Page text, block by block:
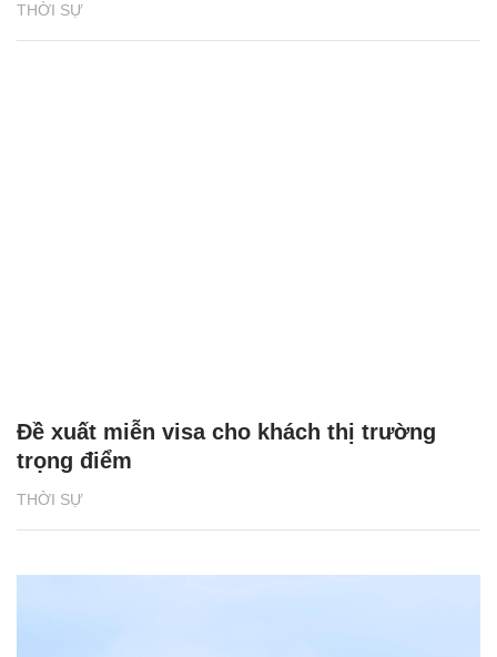
THỜI SỰ
THỜI SỰ
Đề xuất miễn visa cho khách thị trường
trọng điểm